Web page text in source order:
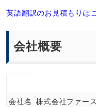
英語翻訳のお見積もりは
会社概要
会社名 株式会社ファー